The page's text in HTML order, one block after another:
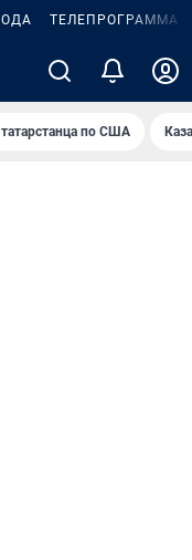
ТЕЛЕПРОГРАММА
по США